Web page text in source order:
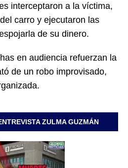
interceptaron a la víctima,
carro y ejecutaron las
de su dinero.
en audiencia refuerzan la
de un robo improvisado,
ZULMA GUZMÁN